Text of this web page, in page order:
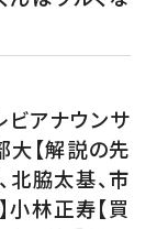
ビアナウンサ
大【解説の先
北脇太基、市
小林正寿【買